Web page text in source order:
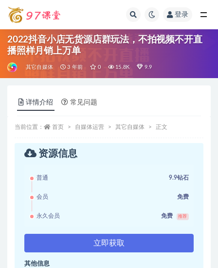
登录
2022抖音小店无货源店群玩法，不拍视频不开直
播照样月销上万单
其它自媒体 3 年前 0 15.8K 9.9
详情介绍 常见问题
当前位置： 首页 自媒体运营 其它自媒体 正文
资源信息
普通 9.9钻石
会员 免费
永久会员 免费 推荐
立即获取
其他信息